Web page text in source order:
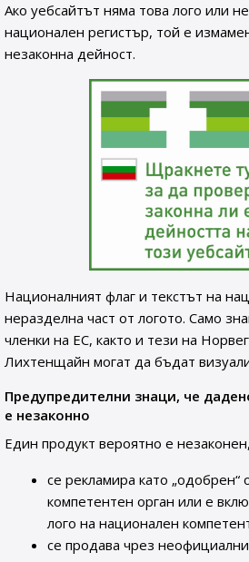
Ако уебсайтът няма това лого или
национален регистър, той е
незаконна дейност.
Националният флаг и текстът на
неразделна част от логото. Само
членки на ЕС, както и тези на
Лихтенщайн могат да бъдат
Предупредителни знаци, че
е незаконно
Един продукт вероятно е
се рекламира като „одобрен“
компетентен орган или е
лого на национален
се продава чрез